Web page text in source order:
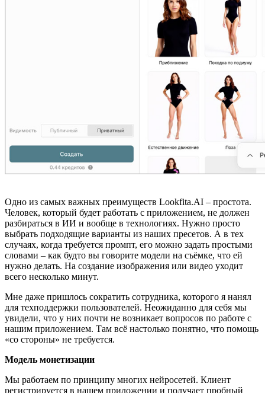
Одно из самых важных преимуществ Lookfita.AI – простота.
Человек, который будет работать с приложением, не должен
разбираться в ИИ и вообще в технологиях. Нужно просто
выбрать подходящие варианты из наших пресетов. А в тех
случаях, когда требуется промпт, его можно задать простыми
словами – как будто вы говорите модели на съёмке, что ей
нужно делать. На создание изображения или видео уходит
всего несколько минут.
Мне даже пришлось сократить сотрудника, которого я нанял
для техподдержки пользователей. Неожиданно для себя мы
увидели, что у них почти не возникает вопросов по работе с
нашим приложением. Там всё настолько понятно, что помощь
«со стороны» не требуется.
Модель монетизации
Мы работаем по принципу многих нейросетей. Клиент
регистрируется в нашем приложении и получает пробный